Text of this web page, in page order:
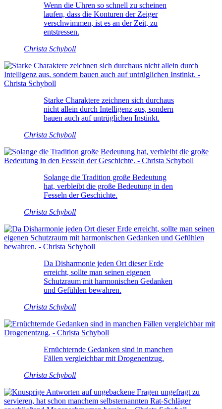
Wenn die Uhren so schnell zu scheinen
laufen, dass die Konturen der Zeiger
verschwimmen, ist es an der Zeit, zu
entstressen.
Christa Schyboll
Starke Charaktere zeichnen sich durchaus
nicht allein durch Intelligenz aus, sondern
bauen auch auf untrüglichen Instinkt.
Christa Schyboll
Solange die Tradition große Bedeutung
hat, verbleibt die große Bedeutung in den
Fesseln der Geschichte.
Christa Schyboll
Da Disharmonie jeden Ort dieser Erde
erreicht, sollte man seinen eigenen
Schutzraum mit harmonischen Gedanken
und Gefühlen bewahren.
Christa Schyboll
Ernüchternde Gedanken sind in manchen
Fällen vergleichbar mit Drogenentzug.
Christa Schyboll